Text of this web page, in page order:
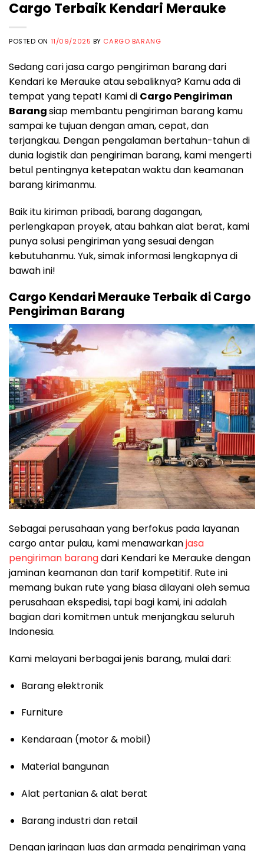
Cargo Terbaik Kendari Merauke
POSTED ON 11/09/2025 BY CARGO BARANG
Sedang cari jasa cargo pengiriman barang dari
Kendari ke Merauke atau sebaliknya? Kamu ada di
tempat yang tepat! Kami di Cargo Pengiriman
Barangsiap membantu pengiriman barang kamu
sampai ke tujuan dengan aman, cepat, dan
terjangkau. Dengan pengalaman bertahun-tahun di
dunia logistik dan pengiriman barang, kami mengerti
betul pentingnya ketepatan waktu dan keamanan
barang kirimanmu.
Baik itu kiriman pribadi, barang dagangan,
perlengkapan proyek, atau bahkan alat berat, kami
punya solusi pengiriman yang sesuai dengan
kebutuhanmu. Yuk, simak informasi lengkapnya di
bawah ini!
Cargo Kendari Merauke Terbaik di Cargo
Pengiriman Barang
Sebagai perusahaan yang berfokus pada layanan
cargo antar pulau, kami menawarkanjasa
pengiriman barangdari Kendari ke Merauke dengan
jaminan keamanan dan tarif kompetitif. Rute ini
memang bukan rute yang biasa dilayani oleh semua
perusahaan ekspedisi, tapi bagi kami, ini adalah
bagian dari komitmen untuk menjangkau seluruh
Indonesia.
Kami melayani berbagai jenis barang, mulai dari:
Barang elektronik
Furniture
Kendaraan (motor & mobil)
Material bangunan
Alat pertanian & alat berat
Barang industri dan retail
Dengan jaringan luas dan armada pengiriman yang